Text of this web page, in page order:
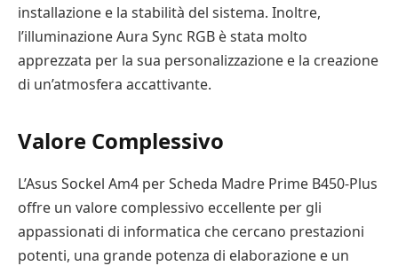
installazione e la stabilità del sistema. Inoltre,
l’illuminazione Aura Sync RGB è stata molto
apprezzata per la sua personalizzazione e la creazione
di un’atmosfera accattivante.
Valore Complessivo
L’Asus Sockel Am4 per Scheda Madre Prime B450-Plus
offre un valore complessivo eccellente per gli
appassionati di informatica che cercano prestazioni
potenti, una grande potenza di elaborazione e un